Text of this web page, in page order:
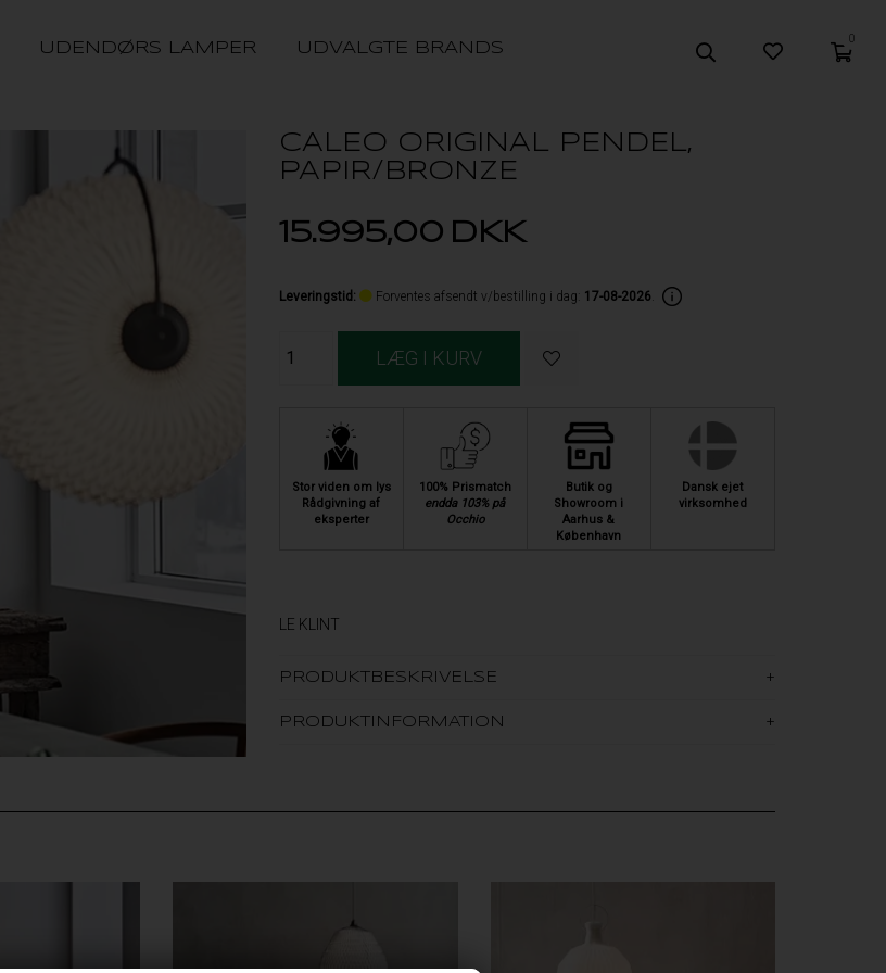
UDENDØRS LAMPER UDVALGTE BRANDS
0
CALEO ORIGINAL PENDEL,
PAPIR/BRONZE
15.995,00 DKK
Leveringstid : Forventes afsendt v/bestilling i dag: 17-08-2026
Stor viden om lys
Rådgivning af
eksperter
100% Prismatch
endda 103% på
Occhio
Butik og
Showroom i
Aarhus &
København
Dansk ejet
virksomhed
LE KLINT
PRODUKTBESKRIVELSE
PRODUKTINFORMATION